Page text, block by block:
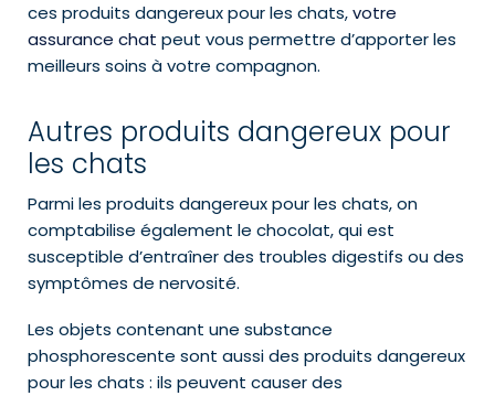
ces produits dangereux pour les chats,votre
assurance chat peut vous permettre d’apporter les
meilleurs soins à votre compagnon.
Autres produits dangereux pour
les chats
Parmi les produits dangereux pour les chats, on
comptabilise également le chocolat, qui est
susceptible d’entraîner des troubles digestifs ou des
symptômes de nervosité.
Les objets contenant une substance
phosphorescente sont aussi des produits dangereux
pour les chats : ils peuvent causer des